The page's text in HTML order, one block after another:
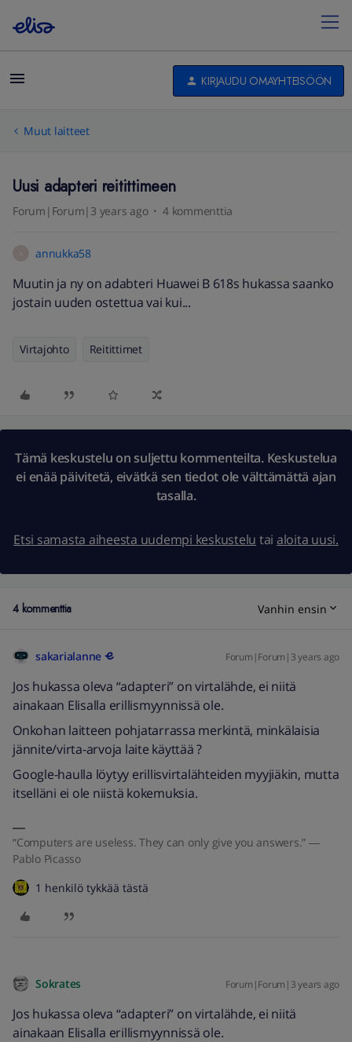
KIRJAUDU OMAYHTEISÖÖN
Muut laitteet
Uusi adapteri reitittimeen
Forum|Forum|3 years ago 4 kommenttia
annukka58
Muutin ja ny on adabteri Huawei B 618s hukassa saanko
jostain uuden ostettua vai kui...
Virtajohto Reitittimet
Tämä keskustelu on suljettu kommenteilta. Keskustelua
ei enää päivitetä, eivätkä sen tiedot ole välttämättä ajan
tasalla.
Etsi samasta aiheesta uudempi keskustelu tai aloita uusi.
4 kommenttia Vanhin ensin
sakarialanne Forum|Forum|3 years ago
Jos hukassa oleva “adapteri” on virtalähde, ei niitä
ainakaan Elisalla erillismyynnissä ole.
Onkohan laitteen pohjatarrassa merkintä, minkälaisia
jännite/virta-arvoja laite käyttää ?
Google-haulla löytyy erillisvirtalähteiden myyjiäkin, mutta
itselläni ei ole niistä kokemuksia.
“Computers are useless. They can only give you answers.” ―
Pablo Picasso
1 henkilö tykkää tästä
Sokrates Forum|Forum|3 years ago
Jos hukassa oleva “adapteri” on virtalähde, ei niitä
ainakaan Elisalla erillismyynnissä ole.